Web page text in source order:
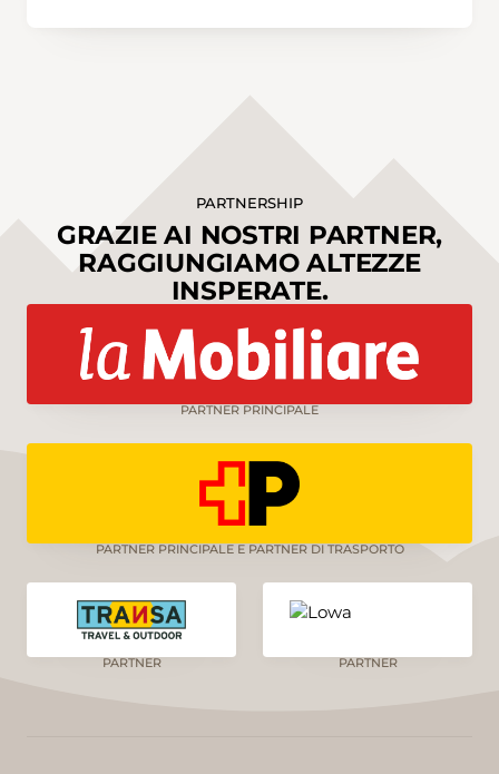
PARTNERSHIP
GRAZIE AI NOSTRI PARTNER,
RAGGIUNGIAMO ALTEZZE
INSPERATE.
PARTNER PRINCIPALE
PARTNER PRINCIPALE E PARTNER DI TRASPORTO
PARTNER PARTNER